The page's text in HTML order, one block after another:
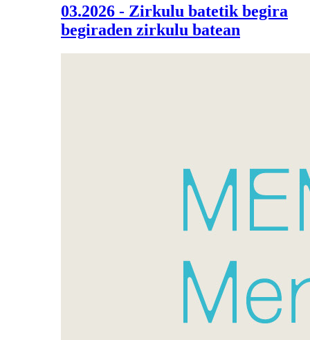
03.2026 - Zirkulu batetik begira
begiraden zirkulu batean